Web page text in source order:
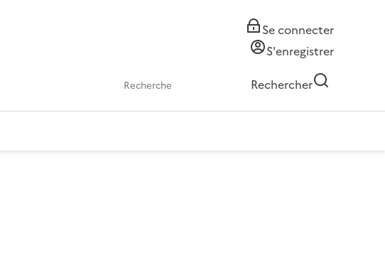
Se connecter
S'enregistrer
Rechercher